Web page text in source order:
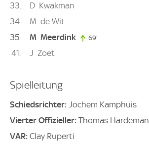
33
D Kwakman
34
M de Wit
35
M Meerdink 69'
41 J Zoet
Spielleitung
Schiedsrichter: Jochem Kamphuis
Vierter Offizieller: Thomas Hardeman
VAR: Clay Ruperti